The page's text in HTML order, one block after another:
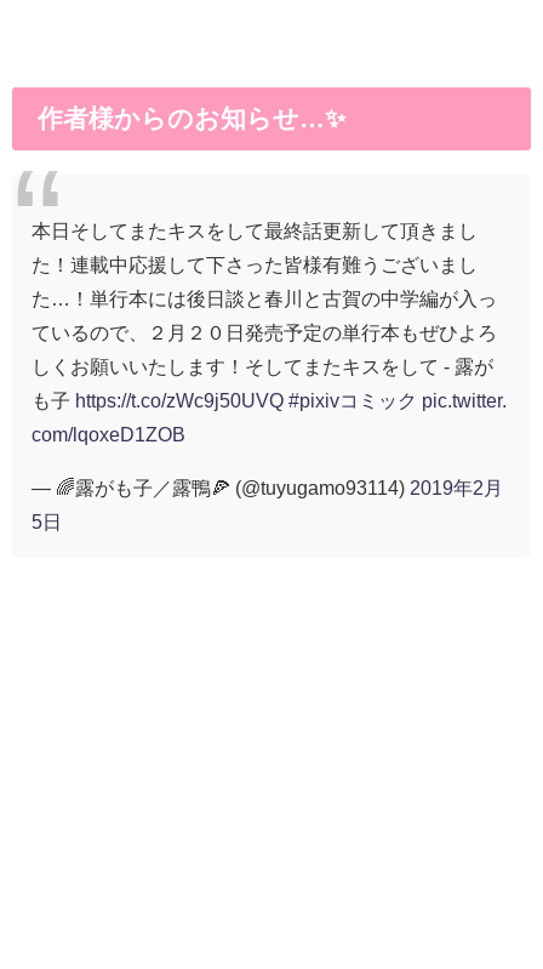
作者様からのお知らせ…✨
本日そしてまたキスをして最終話更新して頂きまし
た！連載中応援して下さった皆様有難うございまし
た…！単行本には後日談と春川と古賀の中学編が入っ
ているので、２月２０日発売予定の単行本もぜひよろ
しくお願いいたします！そしてまたキスをして - 露が
も子 https://t.co/zWc9j50UVQ #pixivコミック pic.twitter.
com/lqoxeD1ZOB
— 🌈露がも子／露鴨🍕 (@tuyugamo93114) 2019年2月
5日